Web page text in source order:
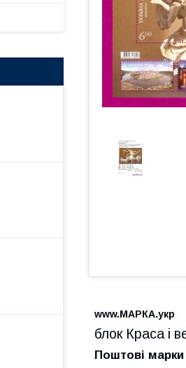
www.МАРКА.укр
блок Краса і
Поштові марки